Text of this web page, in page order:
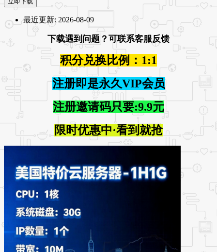
最近更新: 2026-08-09
下载遇到问题？可联系客服反馈
积分兑换比例：1:1
注册即是永久VIP会员
注册邀请码只要:9.9元
限时优惠中·看到就抢